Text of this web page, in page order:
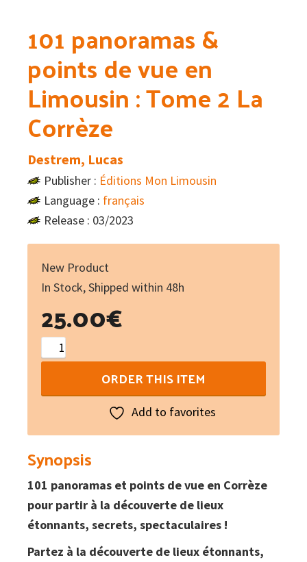
101 panoramas &
points de vue en
Limousin : Tome 2 La
Corrèze
Destrem, Lucas
Publisher : Éditions Mon Limousin
Language : français
Release : 03/2023
New Product
In Stock, Shipped within 48h
25.00€
panoramas
en
Limousin
:
Tome
ORDER THIS ITEM
Add to favorites
Synopsis
101 panoramas et points de vue en Corrèze
pour partir à la découverte de lieux
étonnants, secrets, spectaculaires !
Partez à la découverte de lieux étonnants,